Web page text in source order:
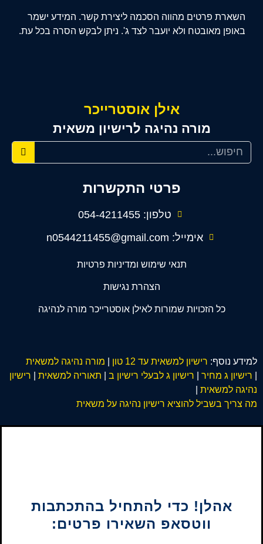
פרטי התקשרות
טלפון: 054-4211455
אימייל: n0544211455@gmail.com
תנאי שימוש ומדיניות פרטיות
הצהרת נגישות
כל הזכויות שמורות לאילן אוסטרייכר מורה לנהיגה
אילן אוסטרייכר
מורה נהיגה לרישיון משאית
השארת פרטים מהווה הסכמה ליצירת קשר. המידע ישמר
באופן מאובטח ולא יועבר לצד ג'. ניתן לבקש הסרה בכל עת.
למידע נוסף: רישיון למשאית עד 12 טון
מורה נהיגה למשאית
רישיון ג מחיר רישיון ג לבעלי רישיון ב תאוריה למשאית
רישיון
נהיגה למשאית
מה צריך בשביל להוציא רישיון נהיגה על משאית
אהלן! כדי להתחיל בהתכתבות
ווטסאפ השאירו פרטים: